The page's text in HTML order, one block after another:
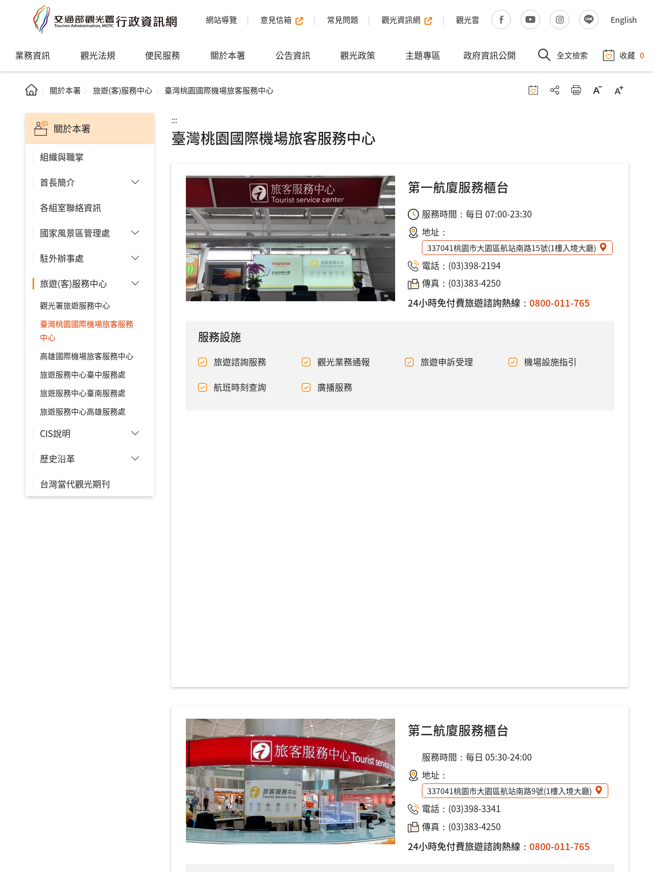
網站導覽 意見信箱 常見問題 觀光資訊網 觀光雲 English
業務資訊 觀光法規 便民服務 關於本署 公告資訊 觀光政策 主題專區 政府資訊公開 全文檢索 收藏 0
關於本署 旅遊(客)服務中心 臺灣桃園國際機場旅客服務中心
關於本署
組織與職掌
首長簡介
各組室聯絡資訊
國家風景區管理處
駐外辦事處
旅遊(客)服務中心
觀光署旅遊服務中心
臺灣桃園國際機場旅客服務
中心
高雄國際機場旅客服務中心
旅遊服務中心臺中服務處
旅遊服務中心臺南服務處
旅遊服務中心高雄服務處
CIS說明
歷史沿革
台灣當代觀光期刊
:::
臺灣桃園國際機場旅客服務中心
第一航廈服務櫃台
服務時間：每日 07:00-23:30
地址：
337041桃園市大園區航站南路15號(1樓入境大廳)
電話： (03)398-2194
傳真：(03)383-4250
24小時免付費旅遊諮詢熱線： 0800-011-765
服務設施
旅遊諮詢服務 觀光業務通報 旅遊申訴受理
機場設施指引
航班時刻查詢
廣播服務
第二航廈服務櫃台
服務時間：每日 05:30-24:00
地址：
337041桃園市大園區航站南路9號(1樓入境大廳)
電話： (03)398-3341
傳真：(03)383-4250
24小時免付費旅遊諮詢熱線： 0800-011-765